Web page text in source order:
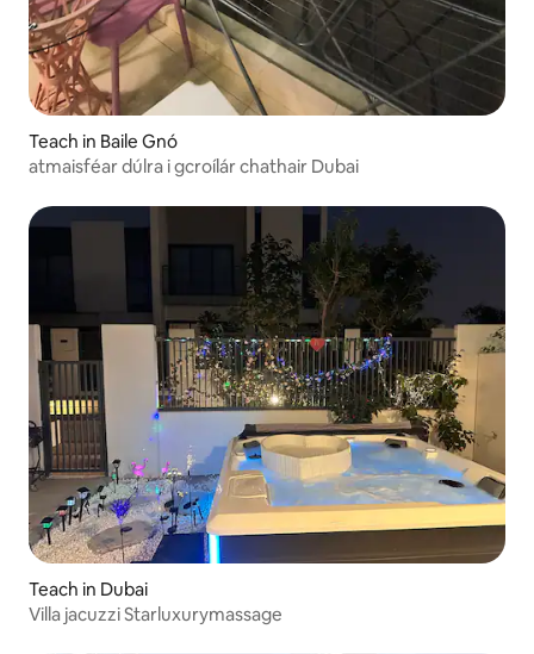
Teach in Baile Gnó
atmaisféar dúlra i gcroílár chathair Dubai
Teach in Dubai
Villa jacuzzi Starluxurymassage